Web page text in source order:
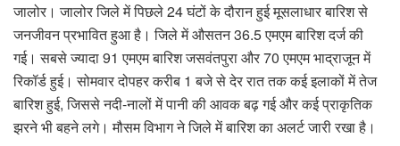
जालोर। जालोर जिले में पिछले 24 घंटों के दौरान हुई मूसलाधार बारिश से
जनजीवन प्रभावित हुआ है। जिले में औसतन 36.5 एमएम बारिश दर्ज की
गई। सबसे ज्यादा 91 एमएम बारिश जसवंतपुरा और 70 एमएम भाद्राजून में
रिकॉर्ड हुई। सोमवार दोपहर करीब 1 बजे से देर रात तक कई इलाकों में तेज
बारिश हुई, जिससे नदी-नालों में पानी की आवक बढ़ गई और कई प्राकृतिक
झरने भी बहने लगे। मौसम विभाग ने जिले में बारिश का अलर्ट जारी रखा है।